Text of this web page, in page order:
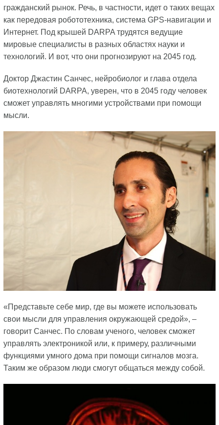
гражданский рынок. Речь, в частности, идет о таких вещах
как передовая робототехника, система GPS-навигации и
Интернет. Под крышей DARPA трудятся ведущие
мировые специалисты в разных областях науки и
технологий. И вот, что они прогнозируют на 2045 год.
Доктор Джастин Санчес, нейробиолог и глава отдела
биотехнологий DARPA, уверен, что в 2045 году человек
сможет управлять многими устройствами при помощи
мысли.
«Представьте себе мир, где вы можете использовать
свои мысли для управления окружающей средой», –
говорит Санчес. По словам ученого, человек сможет
управлять электроникой или, к примеру, различными
функциями умного дома при помощи сигналов мозга.
Таким же образом люди смогут общаться между собой.